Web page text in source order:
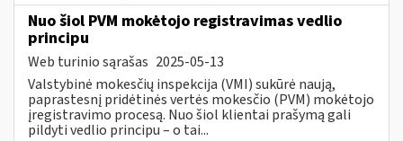
Nuo šiol PVM mokėtojo registravimas vedlio
principu
Web turinio sąrašas 2025-05-13
Valstybinė mokesčių inspekcija (VMI) sukūrė naują,
paprastesnį pridėtinės vertės mokesčio (PVM) mokėtojo
įregistravimo procesą. Nuo šiol klientai prašymą gali
pildyti vedlio principu – o tai...